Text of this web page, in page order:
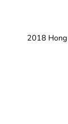
2018